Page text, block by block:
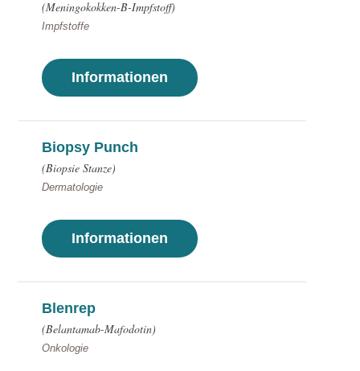
(Meningokokken-B-Impfstoff)
Impfstoffe
Informationen
Biopsy Punch
(Biopsie Stanze)
Dermatologie
Informationen
Blenrep
(Belantamab-Mafodotin)
Onkologie